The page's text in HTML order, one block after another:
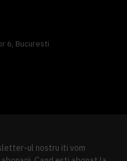
6, Bucuresti
ul nostru iti vom